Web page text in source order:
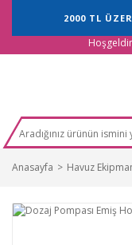
2000 TL
Anasayfa Havuz